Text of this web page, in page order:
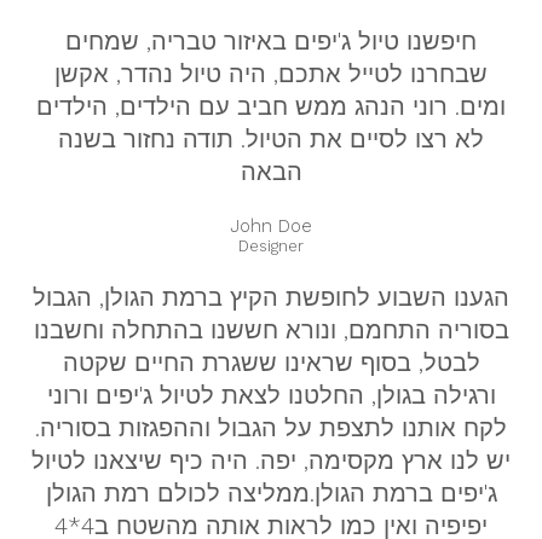
חיפשנו טיול ג'יפים באיזור טבריה, שמחים
שבחרנו לטייל אתכם, היה טיול נהדר, אקשן
ומים. רוני הנהג ממש חביב עם הילדים, הילדים
לא רצו לסיים את הטיול. תודה נחזור בשנה
הבאה
John Doe
Designer
הגענו השבוע לחופשת הקיץ ברמת הגולן, הגבול
בסוריה התחמם, ונורא חששנו בהתחלה וחשבנו
לבטל, בסוף שראינו ששגרת החיים שקטה
ורגילה בגולן, החלטנו לצאת לטיול ג'יפים ורוני
לקח אותנו לתצפת על הגבול וההפגזות בסוריה.
יש לנו ארץ מקסימה, יפה. היה כיף שיצאנו לטיול
ג'יפים ברמת הגולן.ממליצה לכולם רמת הגולן
יפיפיה ואין כמו לראות אותה מהשטח ב4*4